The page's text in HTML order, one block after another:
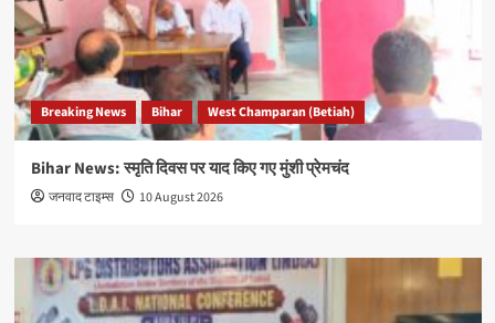
Breaking News Bihar West Champaran (Betiah)
Bihar News: स्मृति दिवस पर याद किए गए मुंशी प्रेमचंद
जनवाद टाइम्स 10 August 2026